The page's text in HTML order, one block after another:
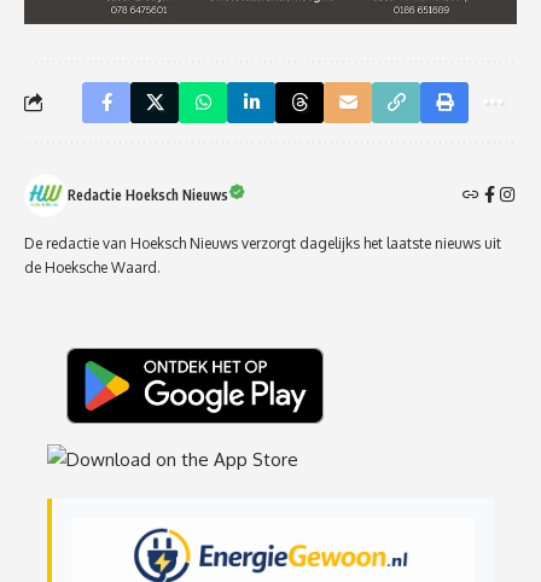
Redactie Hoeksch Nieuws
De redactie van Hoeksch Nieuws verzorgt dagelijks het laatste nieuws uit
de Hoeksche Waard.